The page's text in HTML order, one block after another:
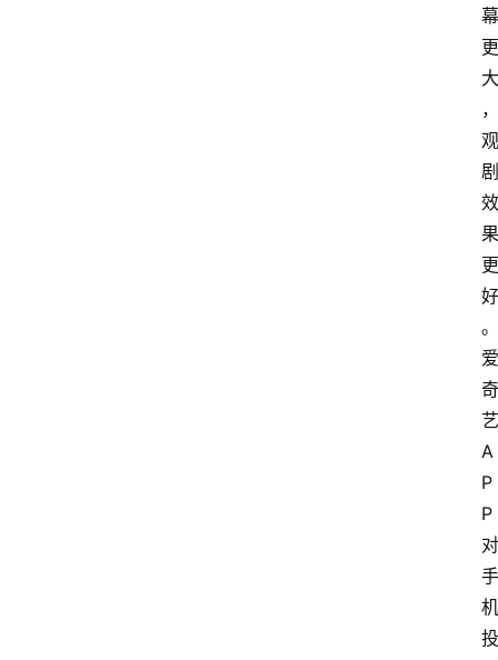
幕
更
大
，
观
剧
效
果
更
好
。
爱
奇
艺
A
P
P
对
手
机
投